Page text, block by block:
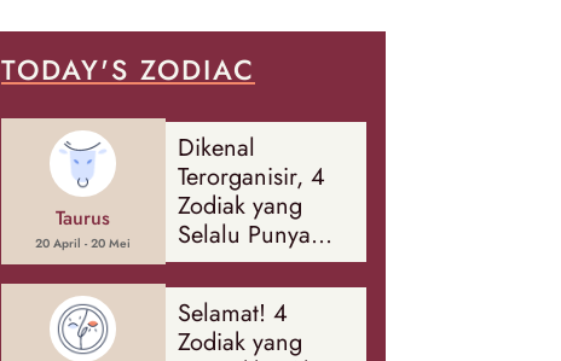
TODAY'S ZODIAC
Taurus
20 April - 20 Mei
Dikenal
Terorganisir, 4
Zodiak yang
Selalu Punya
Rencana
Cadangan Soal
Banyak Hal
Selamat! 4
Zodiak yang